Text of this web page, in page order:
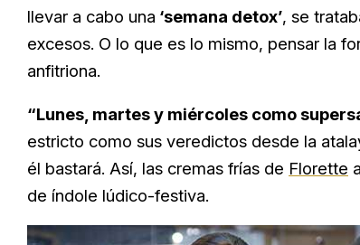
llevar a cabo una ‘semana detox’, se
excesos. O lo que es lo mismo, pensar la
anfitriona.
“Lunes, martes y miércoles como
estricto como sus veredictos desde la
él bastará. Así, las cremas frías de Florette
de índole lúdico-festiva.